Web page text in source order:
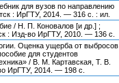
для вузов по направлению
: ИрГТУ, 2014. — 316 с. : ил.
/ Н. П. Коновалов [и др.] ;
: Изд-во ИрГТУ, 2010. — 136 с.
Оценка ущерба от выбросов
для студентов
/ В. М. Картавская, Т. В.
ИрГТУ, 2014. — 198 с.